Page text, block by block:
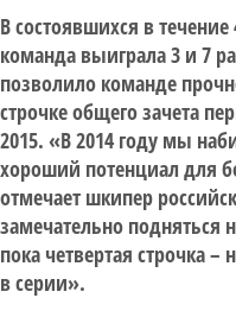
В состоявшихся в
команда выиграла 3 и 7
позволило команде
строчке общего зачета
2015. «В 2014 году мы
хороший потенциал для
отмечает шкипер
замечательно подняться
пока четвертая строчка
в серии».